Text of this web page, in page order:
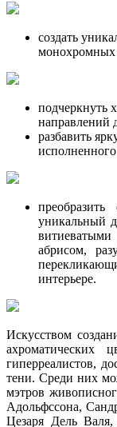
создать
монохромных
подчеркнуть
направлений
разбавить
уникальный
абрисом,
интерьере.
Искусством
ахроматических
гиперреалистов,
тени. Среди них
мэтров
Адольфссона,
Цезаря Дель